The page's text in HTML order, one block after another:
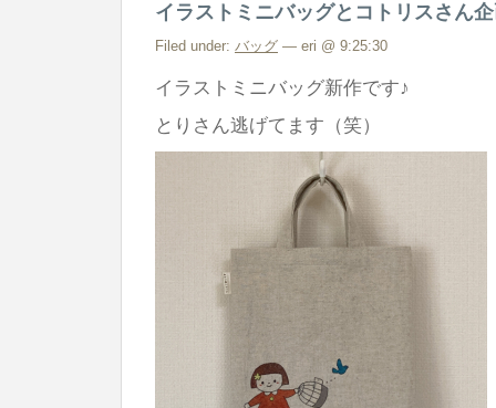
の
イ
ス
ト
ミ
イラストミニバッグとコトリスさん
Filed under: バッグ — eri @ 9:25:30
イラストミニバッグ新作です♪
とりさん逃げてます（笑）